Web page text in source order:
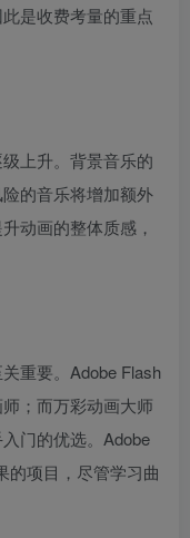
是收费考量的重点
上升。背景音乐的
的音乐将增加额外
动画的整体质感，
重要。Adobe Flash
；而万彩动画大师
门的优选。Adobe
的项目，尽管学习曲